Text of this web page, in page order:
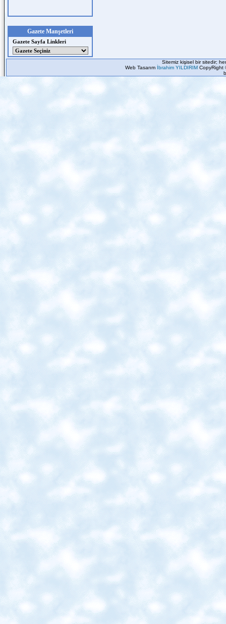
Gazete Manşetleri
Gazete Sayfa Linkleri
Sitemiz kişisel bir sitedir;
Web Tasarım İbrahim YILDIRIM CopyRight